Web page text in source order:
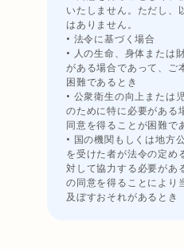
いたしません。ただし、
はありません。
• 法令に基づく場合
• 人の生命、身体または
がある場合であって、ご
困難であるとき
• 公衆衛生の向上または
のために特に必要がある
同意を得ることが困難で
• 国の機関もしくは地方
を受けた者が法令の定め
対して協力する必要があ
の同意を得ることにより
及ぼすおそれがあるとき